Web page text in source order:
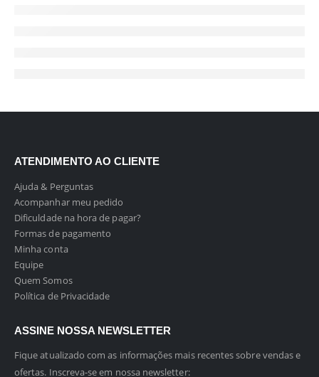
ATENDIMENTO AO CLIENTE
Ajuda & Perguntas
Acompanhar meu pedido
Dificuldade na hora de pagar?
Formas de pagamento
Minha conta
Equipe
Quem Somos
Política de Privacidade
ASSINE NOSSA NEWSLETTER
Fique atualizado com as informações mais recentes sobre vendas e
ofertas. Inscreva-se em nossa newsletter: